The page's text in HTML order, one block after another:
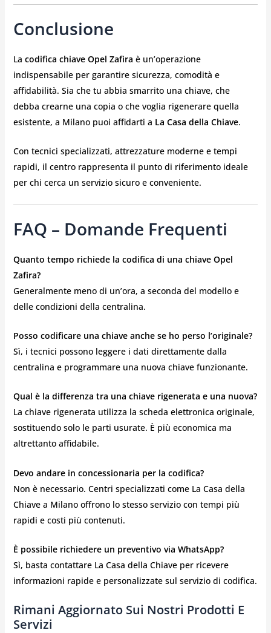
Conclusione
La codifica chiave Opel Zafira è un’operazione
indispensabile per garantire sicurezza, comodità e
affidabilità. Sia che tu abbia smarrito una chiave, che
debba crearne una copia o che voglia rigenerare quella
esistente, a Milano puoi affidarti a La Casa della Chiave.
Con tecnici specializzati, attrezzature moderne e tempi
rapidi, il centro rappresenta il punto di riferimento ideale
per chi cerca un servizio sicuro e conveniente.
FAQ – Domande Frequenti
Quanto tempo richiede la codifica di una chiave Opel
Zafira?
Generalmente meno di un’ora, a seconda del modello e
delle condizioni della centralina.
Posso codificare una chiave anche se ho perso l’originale?
Sì, i tecnici possono leggere i dati direttamente dalla
centralina e programmare una nuova chiave funzionante.
Qual è la differenza tra una chiave rigenerata e una nuova?
La chiave rigenerata utilizza la scheda elettronica originale,
sostituendo solo le parti usurate. È più economica ma
altrettanto affidabile.
Devo andare in concessionaria per la codifica?
Non è necessario. Centri specializzati come La Casa della
Chiave a Milano offrono lo stesso servizio con tempi più
rapidi e costi più contenuti.
È possibile richiedere un preventivo via WhatsApp?
Sì, basta contattare La Casa della Chiave per ricevere
informazioni rapide e personalizzate sul servizio di codifica.
Rimani Aggiornato Sui Nostri Prodotti E
Servizi